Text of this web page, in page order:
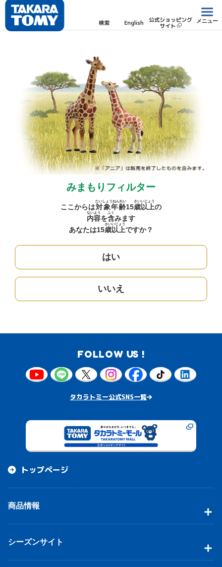
検索 English 公式ショッピング
サイト
メニュー
みまもりフィルター
ここからは対象年齢
たいしょうねんれい
15歳
さい
以上
いじょう
の
内容
ないよう
を含
ふく
みます
あなたは15歳
さい
以上
いじょう
ですか？
はい
いいえ
FOLLOW US !
タカラトミー公式SNS一覧
トップページ
商品情報
シーズンサイト